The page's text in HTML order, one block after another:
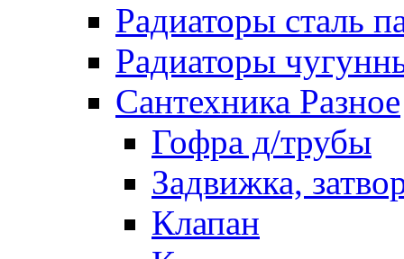
Радиаторы сталь
Радиаторы
Сантехника Разное
Гофра д/трубы
Задвижка,
Клапан